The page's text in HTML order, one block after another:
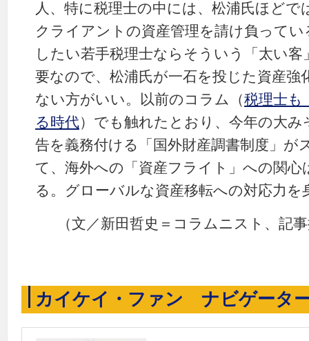
人、特に税理士の中には、松浦氏ほど
クライアントの資産管理を請け負って
したい若手税理士ならそういう「太い
要なので、松浦氏が一石を投じた資産強
ない方がいい。以前のコラム（税理士も
る時代）でも触れたとおり、今年の大
告を義務付ける「国外財産調書制度」が
て、海外への「資産フライト」への関心
る。グローバルな資産移転への対応力
（文／新田哲史＝コラムニスト、記
カイケイ・ファン ナビゲータ